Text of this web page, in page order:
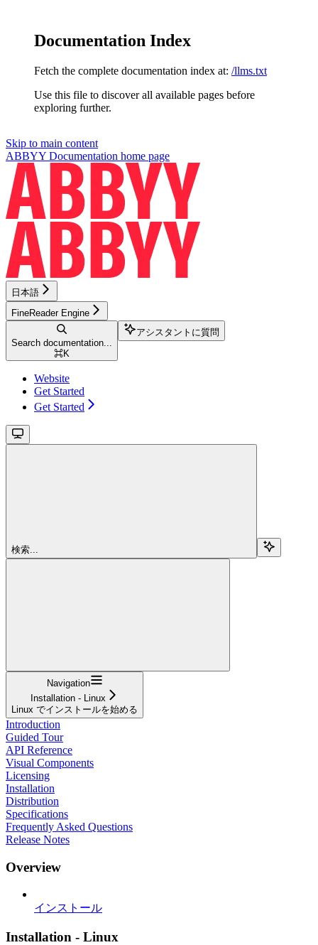
Documentation Index
Fetch the complete documentation index at: /llms.txt
Use this file to discover all available pages before
exploring further.
Skip to main content
ABBYY Documentation home page
日本語
FineReader Engine
Search documentation...
⌘K
アシスタントに質問
Website
Get Started
Get Started
検索...
Navigation
Installation - Linux
Linux でインストールを始める
Introduction
Guided Tour
API Reference
Visual Components
Licensing
Installation
Distribution
Specifications
Frequently Asked Questions
Release Notes
Overview
インストール
Installation - Linux